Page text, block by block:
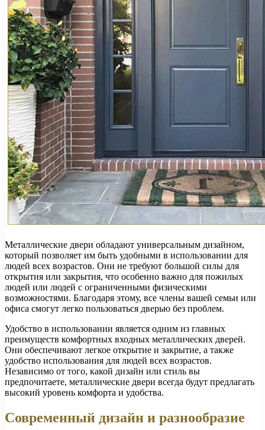
Металлические двери обладают универсальным дизайном,
который позволяет им быть удобными в использовании для
людей всех возрастов. Они не требуют большой силы для
открытия или закрытия, что особенно важно для пожилых
людей или людей с ограниченными физическими
возможностями. Благодаря этому, все члены вашей семьи или
офиса смогут легко пользоваться дверью без проблем.
Удобство в использовании является одним из главных
преимуществ комфортных входных металлических дверей.
Они обеспечивают легкое открытие и закрытие, а также
удобство использования для людей всех возрастов.
Независимо от того, какой дизайн или стиль вы
предпочитаете, металлические двери всегда будут предлагать
высокий уровень комфорта и удобства.
Современный дизайн и разнообразие